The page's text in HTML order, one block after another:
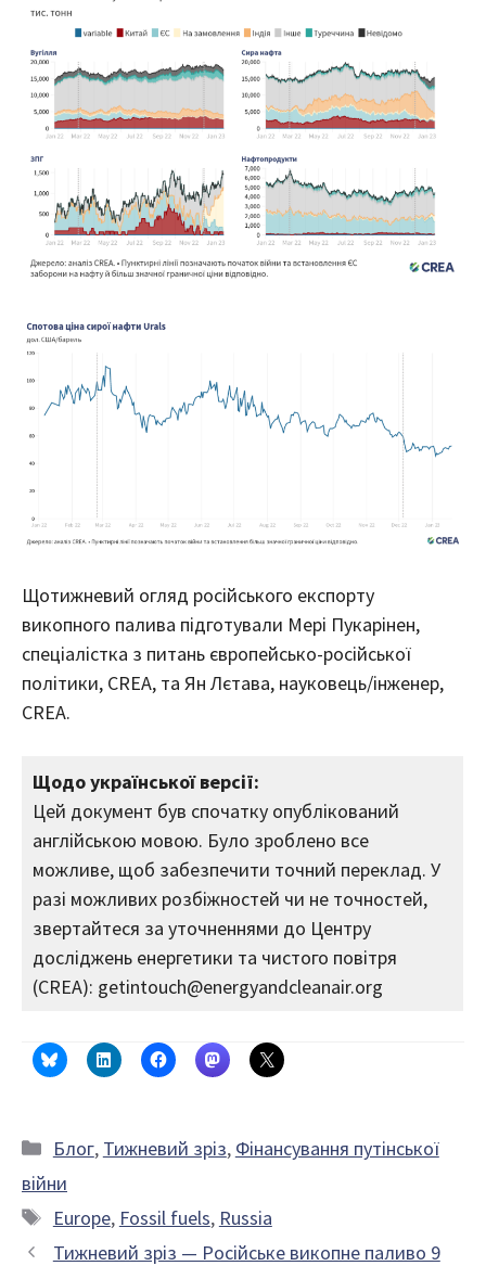
Щотижневий огляд російського експорту
викопного палива підготували Мері Пукарінен,
спеціалістка з питань європейсько-російської
політики, CREA, та Ян Лєтава, науковець/інженер,
CREA.
Щодо української версії:
Цей документ був спочатку опублікований
англійською мовою. Було зроблено все
можливе, щоб забезпечити точний переклад. У
разі можливих розбіжностей чи не точностей,
звертайтеся за уточненнями до Центру
досліджень енергетики та чистого повітря
(CREA): getintouch@energyandcleanair.org
Категорії
Блог, Тижневий зріз, Фінансування путінської
війни
Позначки
Europe, Fossil fuels, Russia
Тижневий зріз — Російське викопне паливо 9